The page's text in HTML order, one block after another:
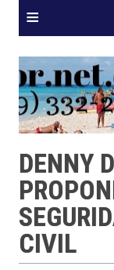
≡
DENNY
CIVIL